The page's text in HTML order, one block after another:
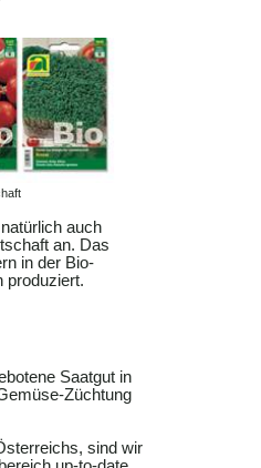
auch
an. Das
in der Bio-
produziert.
Saatgut in
Züchtung
sind wir